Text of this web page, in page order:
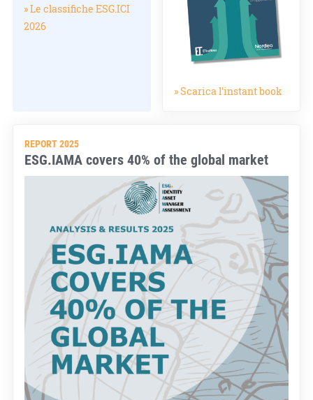
» Le classifiche ESG.ICI
2026
» Scarica l'instant book
REPORT 2025
ESG.IAMA covers 40% of the global market